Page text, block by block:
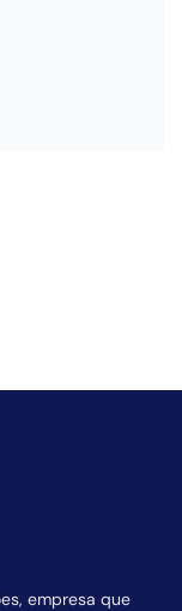
empresa que